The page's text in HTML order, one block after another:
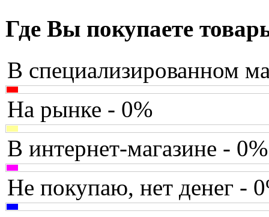
Asus(25)
Barnes&noble
Brain
Brava(1)
Canyon
Cbr
Chicony
Codegen
Где Вы покупаете
В специализированном
На рынке - 0%
В интернет-магазине - 0%
Не покупаю, нет денег -